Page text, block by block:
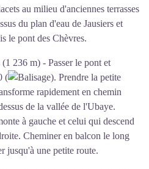
au milieu d'anciennes terrasses
du plan d'eau de Jausiers et
le pont des Chèvres.
(1 236 m) - Passer le pont et
(
). Prendre la petite
rapidement en chemin
de la vallée de l'Ubaye.
à gauche et celui qui descend
Cheminer en balcon le long
jusqu'à une petite route.